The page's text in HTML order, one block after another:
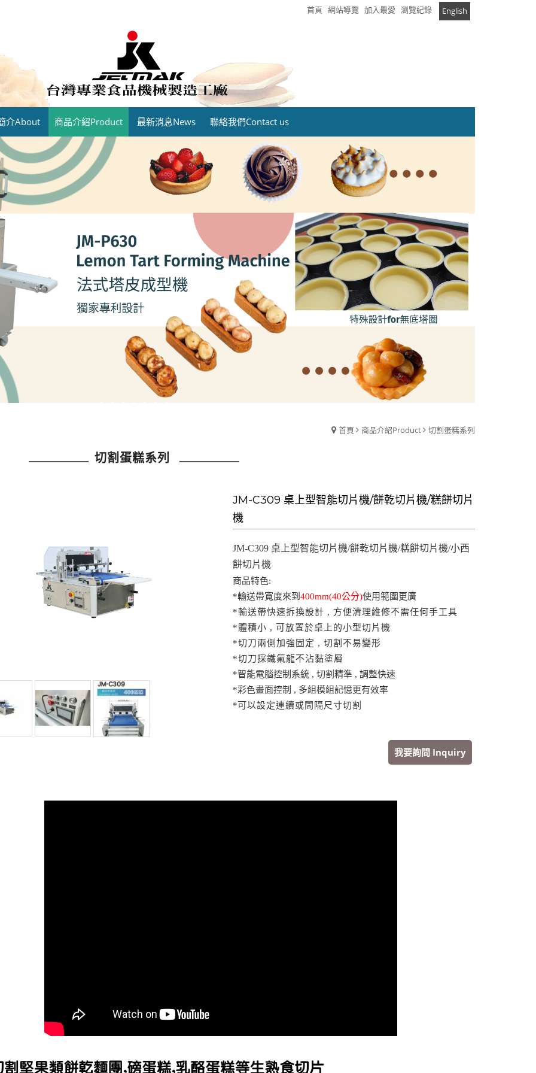
首頁 網站導覽 加入最愛 English
瀏覽紀錄
介About 商品介紹Product 最新消息News 聯絡我們Contact us
首頁 商品介紹Product 切割蛋糕系列
切割蛋糕系列
JM-C309 桌上型智能切片機/餅乾切片機/糕餅切片
機
JM-C309 桌上型智能切片機/餅乾切片機/糕餅切片機/小西
餅切片機
商品特色:
*輸送帶寬度來到 400mm(40公分)使用範圍更廣
*輸送帶快速拆換設計 , 方便清理維修不需任何手工具
*體積小 , 可放置於桌上的小型切片機
*切刀兩側加強固定 , 切割不易變形
*切刀採鐵氟龍不沾黏塗層
*智能電腦控制系統 , 切割精準 , 調整快速
*彩色畫面控制 , 多組模組記憶更有效率
*可以設定連續或間隔尺寸切割
我要詢問 Inquiry